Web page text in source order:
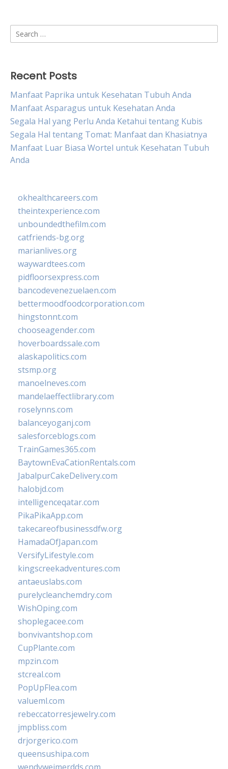
Search
for:
Recent Posts
Manfaat Paprika untuk Kesehatan Tubuh Anda
Manfaat Asparagus untuk Kesehatan Anda
Segala Hal yang Perlu Anda Ketahui tentang Kubis
Segala Hal tentang Tomat: Manfaat dan Khasiatnya
Manfaat Luar Biasa Wortel untuk Kesehatan Tubuh
Anda
okhealthcareers.com
theintexperience.com
unboundedthefilm.com
catfriends-bg.org
marianlives.org
waywardtees.com
pidfloorsexpress.com
bancodevenezuelaen.com
bettermoodfoodcorporation.com
hingstonnt.com
chooseagender.com
hoverboardssale.com
alaskapolitics.com
stsmp.org
manoelneves.com
mandelaeffectlibrary.com
roselynns.com
balanceyoganj.com
salesforceblogs.com
TrainGames365.com
BaytownEvaCationRentals.com
JabalpurCakeDelivery.com
halobjd.com
intelligenceqatar.com
PikaPikaApp.com
takecareofbusinessdfw.org
HamadaOfJapan.com
VersifyLifestyle.com
kingscreekadventures.com
antaeuslabs.com
purelycleanchemdry.com
WishOping.com
shoplegacee.com
bonvivantshop.com
CupPlante.com
mpzin.com
stcreal.com
PopUpFlea.com
valueml.com
rebeccatorresjewelry.com
jmpbliss.com
drjorgerico.com
queensushipa.com